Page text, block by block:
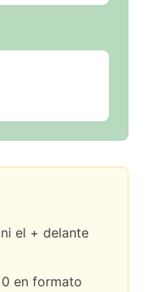
el + delante
en formato